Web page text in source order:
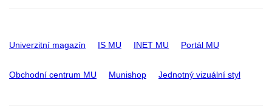
Univerzitní magazín IS MU INET MU Portál MU
Obchodní centrum MU Munishop Jednotný vizuální styl